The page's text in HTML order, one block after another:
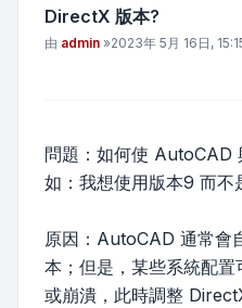
DirectX 版本?
文章
由 admin »2023年 5月 16日,
問題：如何使 AutoCAD
如：我想使用版本9 而不
原因：AutoCAD 通常會
本；但是，某些系統配
或崩潰，此時調整